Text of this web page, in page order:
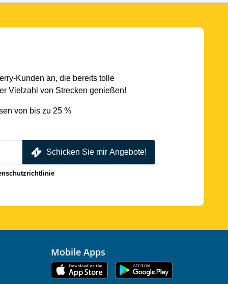
Kunden an, die bereits tolle
Vielzahl von Strecken genießen!
von bis zu 25 %
Schicken Sie mir Angebote!
Mobile Apps